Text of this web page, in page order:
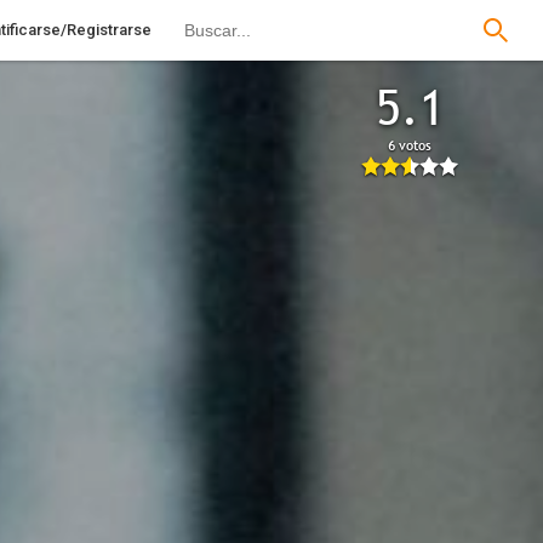
Registrarse
5.1
6 votos